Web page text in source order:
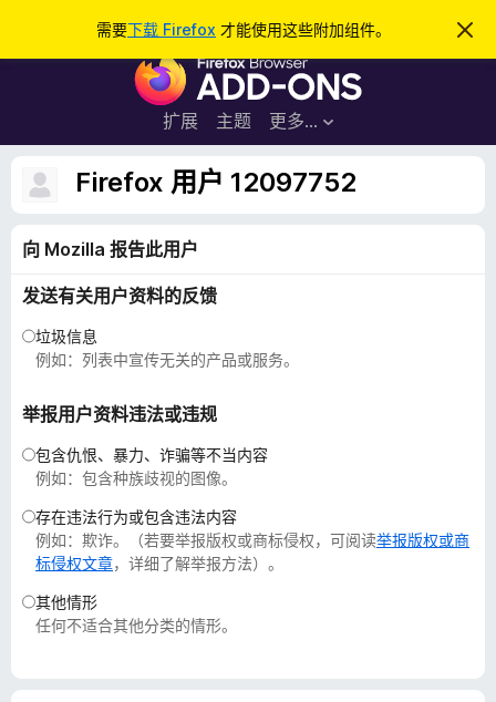
需要下载 Firefox 才能使用这些附加组件。
忽
此
F
r
e
f
o
加
扩展 主题 更多…
登录
Firefox 用户 12097752
向 Mozilla 报告此用户
发送有关用户资料的反馈
垃圾信息
例如：列表中宣传无关的产品或服务。
举报用户资料违法或违规
包含仇恨、暴力、诈骗等不当内容
例如：包含种族歧视的图像。
存在违法行为或包含违法内容
例如：欺诈。（若要举报版权或商标侵权，可阅读举报版权或商
标侵权文章，详细了解举报方法）。
其他情形
任何不适合其他分类的情形。